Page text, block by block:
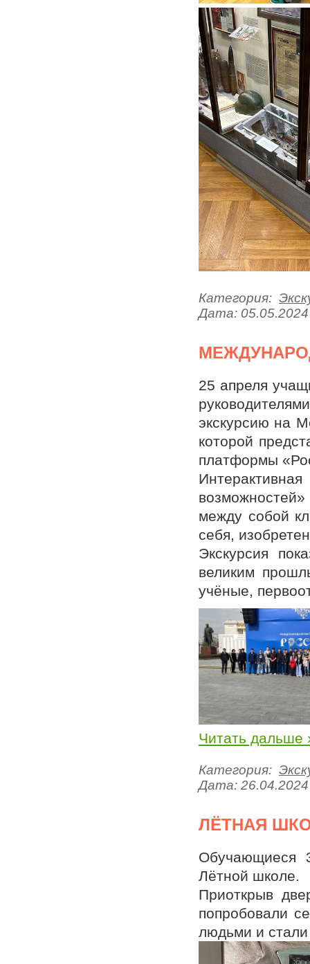
Категория:
Дата: 05.05.2024
25 апреля
экскурсию на
которой
платформы
между собой
себя,
Экскурсия
великим
учёные,
Читать дальше
Категория:
Дата: 26.04.2024
ЛЁТНАЯ
Обучающиеся
Лëтной школе.
Приоткрыв
попробовали
людьми и стали